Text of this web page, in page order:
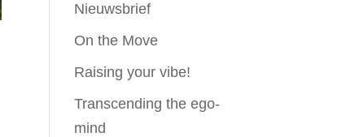
Nieuwsbrief
On the Move
Raising your vibe!
Transcending the ego-
mind